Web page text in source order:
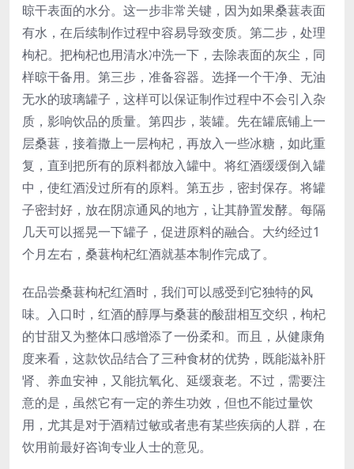
晾干表面的水分。这一步非常关键，因为如果桑葚表面
有水，在后续制作过程中容易导致变质。第二步，处理
枸杞。把枸杞也用清水冲洗一下，去除表面的灰尘，同
样晾干备用。第三步，准备容器。选择一个干净、无油
无水的玻璃罐子，这样可以保证制作过程中不会引入杂
质，影响饮品的质量。第四步，装罐。先在罐底铺上一
层桑葚，接着撒上一层枸杞，再放入一些冰糖，如此重
复，直到把所有的原料都放入罐中。将红酒缓缓倒入罐
中，使红酒没过所有的原料。第五步，密封保存。将罐
子密封好，放在阴凉通风的地方，让其静置发酵。每隔
几天可以摇晃一下罐子，促进原料的融合。大约经过1
个月左右，桑葚枸杞红酒就基本制作完成了。
在品尝桑葚枸杞红酒时，我们可以感受到它独特的风
味。入口时，红酒的醇厚与桑葚的酸甜相互交织，枸杞
的甘甜又为整体口感增添了一份柔和。而且，从健康角
度来看，这款饮品结合了三种食材的优势，既能滋补肝
肾、养血安神，又能抗氧化、延缓衰老。不过，需要注
意的是，虽然它有一定的养生功效，但也不能过量饮
用，尤其是对于酒精过敏或者患有某些疾病的人群，在
饮用前最好咨询专业人士的意见。